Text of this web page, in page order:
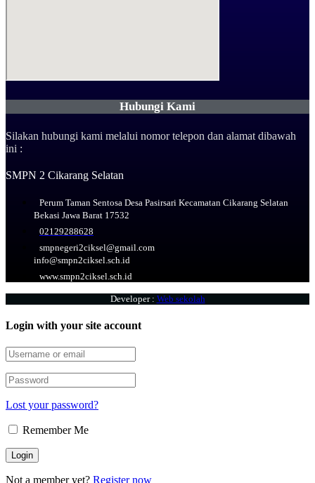
Hubungi Kami
Silakan hubungi kami melalui nomor telepon dan alamat dibawah
ini :
SMPN 2 Cikarang Selatan
Perum Taman Sentosa Desa Pasirsari Kecamatan Cikarang Selatan
Bekasi Jawa Barat 17532
02129288628
smpnegeri2ciksel@gmail.com
info@smpn2ciksel.sch.id
www.smpn2ciksel.sch.id
Developer : Web sekolah
Login with your site account
Lost your password?
Remember Me
Not a member yet? Register now